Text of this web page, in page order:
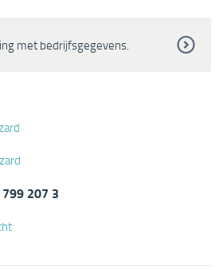
met bedrijfsgegevens.
207 3